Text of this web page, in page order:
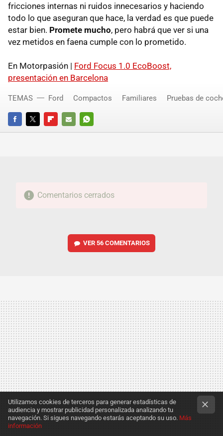
fricciones internas ni ruidos innecesarios y haciendo
todo lo que aseguran que hace, la verdad es que puede
estar bien. Promete mucho, pero habrá que ver si una
vez metidos en faena cumple con lo prometido.
En Motorpasión | Ford Focus 1.0 EcoBoost,
presentación en Barcelona
FACEBOOKTWITTERFLIPBOARD
E-
WHATSAPP
TEMAS Ford Compactos Familiares Pruebas de
Comentarios cerrados
VER 56 COMENTARIOS
Utilizamos cookies de terceros para generar estadísticas de
audiencia y mostrar publicidad personalizada analizando tu
navegación. Si sigues navegando estarás aceptando su uso. Más
información